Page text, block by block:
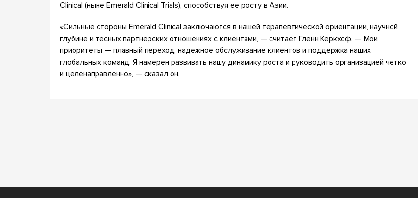
Clinical (ныне Emerald Clinical Trials), способствуя ее росту в Азии.
«Сильные стороны Emerald Clinical заключаются в нашей терапевтической ориентации, научной
глубине и тесных партнерских отношениях с клиентами, — считает Гленн Керкхоф. — Мои
приоритеты — плавный переход, надежное обслуживание клиентов и поддержка наших
глобальных команд. Я намерен развивать нашу динамику роста и руководить организацией четко
и целенаправленно», — сказал он.